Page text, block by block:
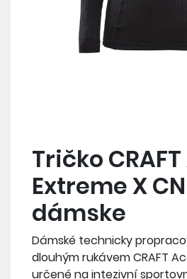
Tričko
Extreme X CN
dámske
Dámské technicky
dlouhým rukávem CRAFT
určené na intezivní